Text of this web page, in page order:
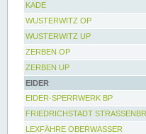
KADE
WUSTERWITZ OP
WUSTERWITZ UP
ZERBEN OP
ZERBEN UP
EIDER
EIDER-SPERRWERK BP
FRIEDRICHSTADT
LEXFÄHRE OBERWASSER